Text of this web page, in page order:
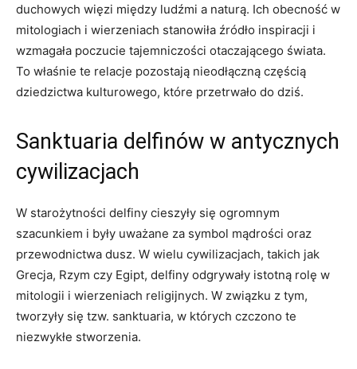
duchowych więzi między ludźmi a naturą. Ich obecność w
mitologiach i wierzeniach stanowiła źródło inspiracji i
wzmagała poczucie tajemniczości otaczającego świata.
To właśnie te relacje pozostają nieodłączną częścią
dziedzictwa kulturowego, które przetrwało do dziś.
Sanktuaria delfinów w antycznych
cywilizacjach
W starożytności delfiny cieszyły się ogromnym
szacunkiem i były uważane za symbol mądrości oraz
przewodnictwa dusz. W wielu cywilizacjach, takich jak
Grecja, Rzym czy Egipt, delfiny odgrywały istotną rolę w
mitologii i wierzeniach religijnych. W związku z tym,
tworzyły się tzw. sanktuaria, w których czczono te
niezwykłe stworzenia.